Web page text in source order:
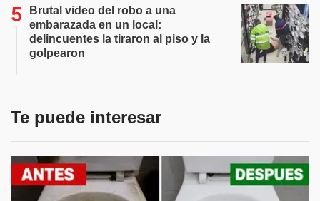
Brutal video del robo a una
embarazada en un local:
delincuentes la tiraron al piso y la
golpearon
Te puede interesar